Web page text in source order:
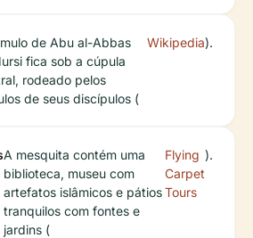
de Abu al-Abbas
fica sob a cúpula
rodeado pelos
de seus discípulos (
Wikipedia).
A mesquita contém uma
biblioteca, museu com
artefatos islâmicos e pátios
tranquilos com fontes e
jardins (
Flying
Carpet
Tours
).